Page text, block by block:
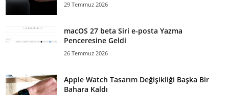
29 Temmuz 2026
macOS 27 beta Siri e-posta Yazma
Penceresine Geldi
26 Temmuz 2026
Apple Watch Tasarım Değişikliği Başka Bir
Bahara Kaldı